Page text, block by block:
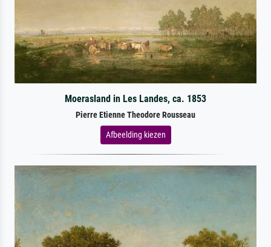
Moerasland in Les Landes, ca. 1853
Pierre Etienne Theodore Rousseau
Afbeelding kiezen